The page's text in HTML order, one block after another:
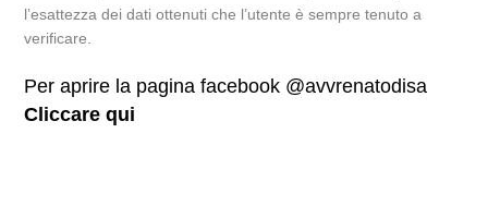
l’esattezza dei dati ottenuti che l’utente è sempre tenuto a
verificare.
Per aprire la pagina facebook @avvrenatodisa
Cliccare qui